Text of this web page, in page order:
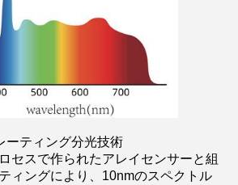
ーティング分光技術
セスで作られたアレイセンサーと組
ィングにより、10nmのスペクトル